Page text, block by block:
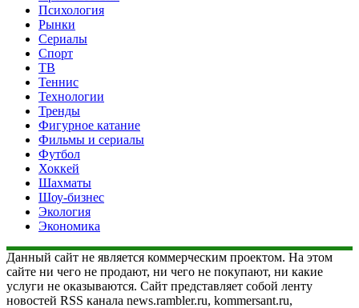
Психология
Рынки
Сериалы
Спорт
ТВ
Теннис
Технологии
Тренды
Фигурное катание
Фильмы и сериалы
Футбол
Хоккей
Шахматы
Шоу-бизнес
Экология
Экономика
Данный сайт не является коммерческим проектом. На этом
сайте ни чего не продают, ни чего не покупают, ни какие
услуги не оказываются. Сайт представляет собой ленту
новостей RSS канала news.rambler.ru, kommersant.ru,